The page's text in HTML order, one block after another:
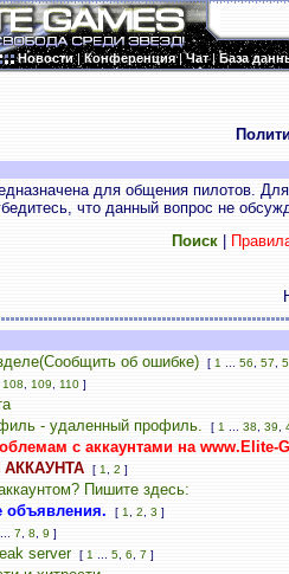
Новости|Конференция|Чат|База
для общения пилотов.
что данный вопрос не
Поиск|
об ошибке)
[ 1 56 57
108 109 110]
- удаленный профиль. [ 1 38 39
с аккаунтами на www.Elite-
[ 1 2 ]
Пишите здесь:
объявления. [ 1 2 3 ]
7 8 9 ]
server [ 1 5, 6 7 ]